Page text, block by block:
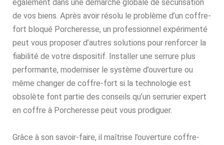
également dans une démarche globale de sécurisation
de vos biens. Après avoir résolu le problème d’un coffre-
fort bloqué Porcheresse, un professionnel expérimenté
peut vous proposer d’autres solutions pour renforcer la
fiabilité de votre dispositif. Installer une serrure plus
performante, moderniser le système d’ouverture ou
même changer de coffre-fort si la technologie est
obsolète font partie des conseils qu’un serrurier expert
en coffre à Porcheresse peut vous prodiguer.
Grâce à son savoir-faire, il maîtrise l’ouverture coffre-